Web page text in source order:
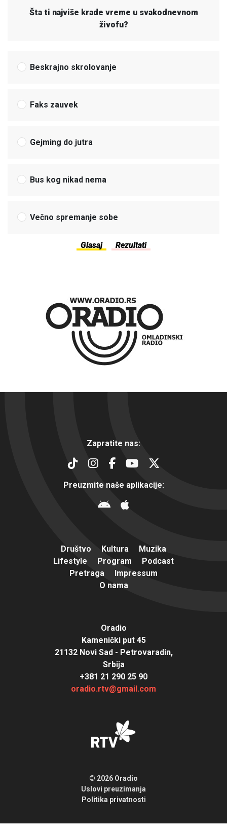
Šta ti najviše krade vreme u svakodnevnom
živofu?
Beskrajno skrolovanje
Faks zauvek
Gejming do jutra
Bus kog nikad nema
Večno spremanje sobe
Zapratite nas:
Preuzmite naše aplikacije:
Društvo Kultura
Muzika
Lifestyle
Program
Podcast
Pretraga
Impressum
O nama
Oradio
Kamenički put 45
21132 Novi Sad - Petrovaradin,
Srbija
+381 21 290 25 90
oradio.rtv@gmail.com
© 2026 Oradio
Uslovi preuzimanja
Politika privatnosti